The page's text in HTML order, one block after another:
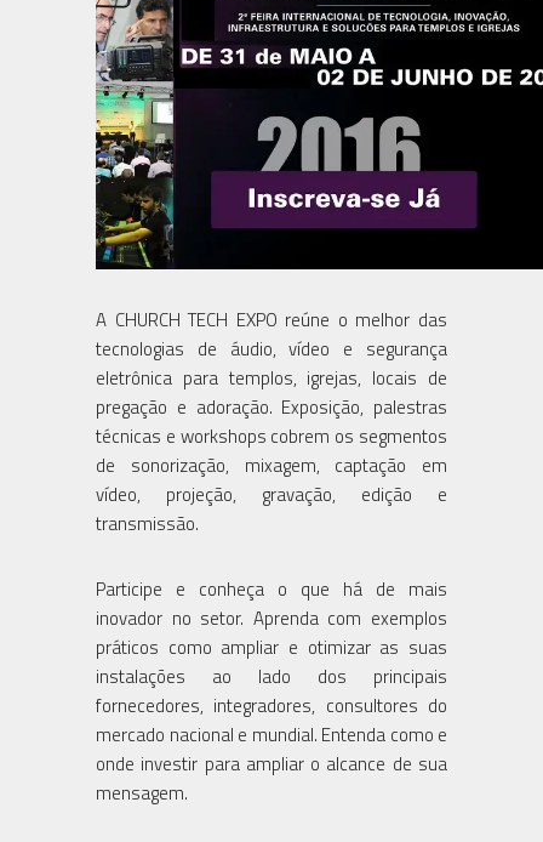
A CHURCH TECH EXPO reúne o melhor das
tecnologias de áudio, vídeo e segurança
eletrônica para templos, igrejas, locais de
pregação e adoração. Exposição, palestras
técnicas e workshops cobrem os segmentos
de sonorização, mixagem, captação em
vídeo, projeção, gravação, edição e
transmissão.
Participe e conheça o que há de mais
inovador no setor. Aprenda com exemplos
práticos como ampliar e otimizar as suas
instalações ao lado dos principais
fornecedores, integradores, consultores do
mercado nacional e mundial. Entenda como e
onde investir para ampliar o alcance de sua
mensagem.